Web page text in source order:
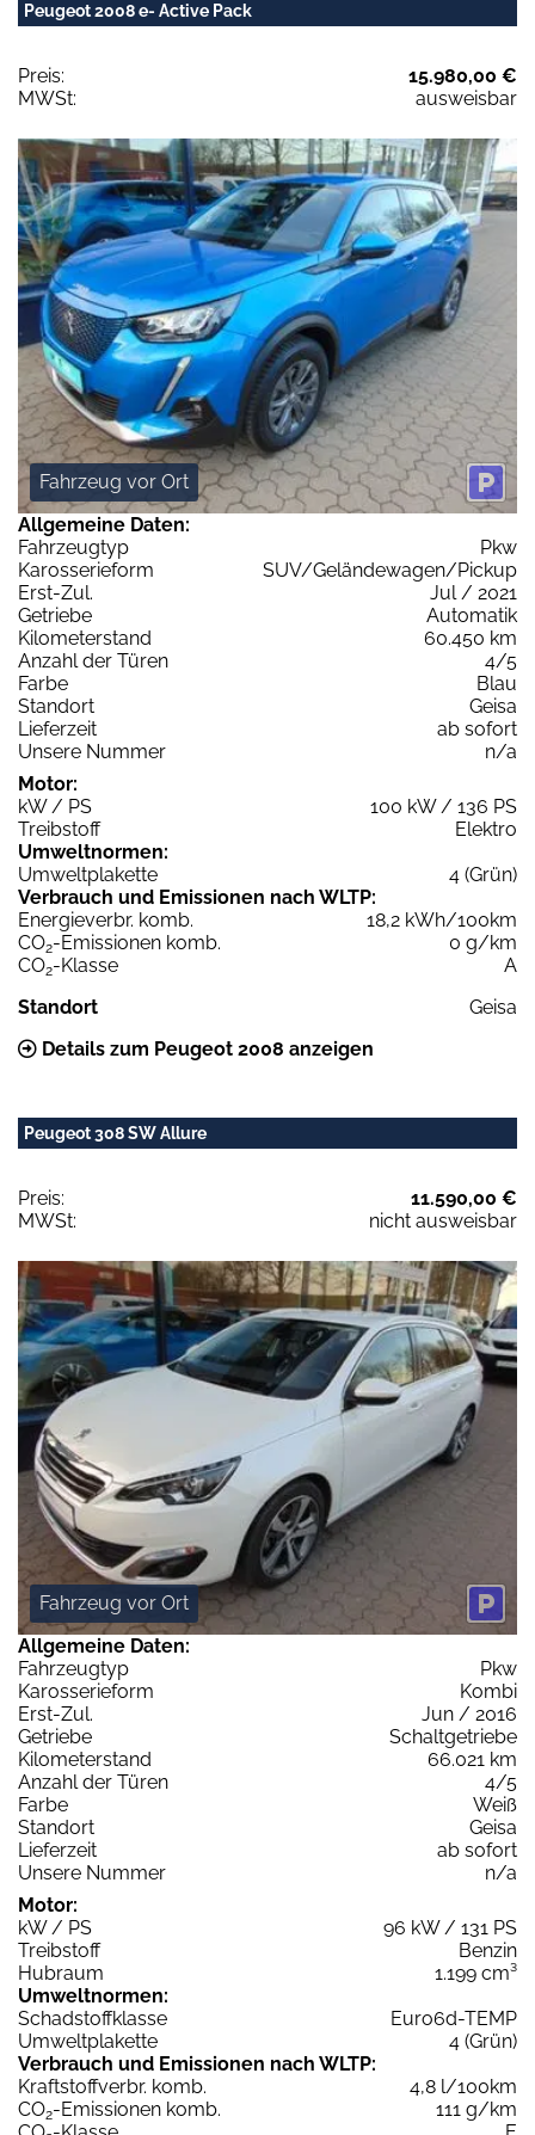
Peugeot 2008 e- Active Pack
Preis:
15.980,00 €
MWSt:
ausweisbar
Fahrzeug vor Ort
Allgemeine Daten:
Fahrzeugtyp
Pkw
Karosserieform
SUV/Geländewagen/Pickup
Erst-Zul.
Jul / 2021
Getriebe
Automatik
Kilometerstand
60.450 km
Anzahl der Türen
4/5
Farbe
Blau
Standort
Geisa
Lieferzeit
ab sofort
Unsere Nummer
n/a
Motor:
kW / PS
100 kW / 136 PS
Treibstoff
Elektro
Umweltnormen:
Umweltplakette
4 (Grün)
Verbrauch und Emissionen nach WLTP:
Energieverbr. komb.
18,2 kWh/100km
CO2-Emissionen komb.
0 g/km
CO2-Klasse
A
Standort
Geisa
Details zum Peugeot 2008 anzeigen
Peugeot 308 SW Allure
Preis:
11.590,00 €
MWSt:
nicht ausweisbar
Fahrzeug vor Ort
Allgemeine Daten:
Fahrzeugtyp
Pkw
Karosserieform
Kombi
Erst-Zul.
Jun / 2016
Getriebe
Schaltgetriebe
Kilometerstand
66.021 km
Anzahl der Türen
4/5
Farbe
Weiß
Standort
Geisa
Lieferzeit
ab sofort
Unsere Nummer
n/a
Motor:
kW / PS
96 kW / 131 PS
Treibstoff
Benzin
Hubraum
1.199 cm³
Umweltnormen:
Schadstoffklasse
Euro6d-TEMP
Umweltplakette
4 (Grün)
Verbrauch und Emissionen nach WLTP:
Kraftstoffverbr. komb.
4,8 l/100km
CO2-Emissionen komb.
111 g/km